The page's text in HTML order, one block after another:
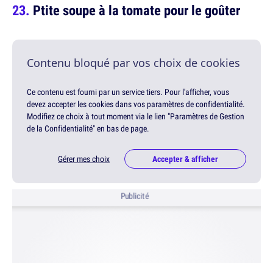
Ptite soupe à la tomate pour le goûter
Contenu bloqué par vos choix de cookies
Ce contenu est fourni par un service tiers. Pour l'afficher, vous
devez accepter les cookies dans vos paramètres de confidentialité.
Modifiez ce choix à tout moment via le lien "Paramètres de Gestion
de la Confidentialité" en bas de page.
Gérer mes choix Accepter & afficher
Publicité